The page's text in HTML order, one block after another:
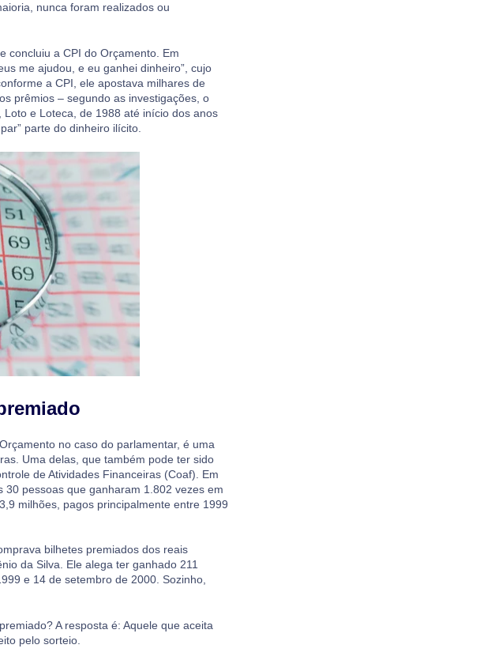
nunca foram realizados ou
concluiu a CPI do Orçamento. Em
me ajudou, e eu ganhei dinheiro”, cujo
a CPI, ele apostava milhares de
prêmios – segundo as investigações, o
e Loteca, de 1988 até início dos anos
parte do dinheiro ilícito.
no caso do parlamentar, é uma
Uma delas, que também pode ter sido
de Atividades Financeiras (Coaf). Em
pessoas que ganharam 1.802 vezes em
milhões, pagos principalmente entre 1999
bilhetes premiados dos reais
da Silva. Ele alega ter ganhado 211
e 14 de setembro de 2000. Sozinho,
A resposta é: Aquele que aceita
pelo sorteio.